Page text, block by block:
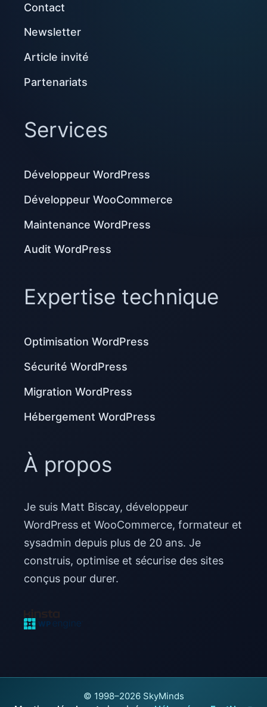
Contact
Newsletter
Article invité
Partenariats
Services
Développeur WordPress
Développeur WooCommerce
Maintenance WordPress
Audit WordPress
Expertise technique
Optimisation WordPress
Sécurité WordPress
Migration WordPress
Hébergement WordPress
À propos
Je suis Matt Biscay, développeur
WordPress et WooCommerce, formateur et
sysadmin depuis plus de 20 ans. Je
construis, optimise et sécurise des sites
conçus pour durer.
© 1998–2026 SkyMinds